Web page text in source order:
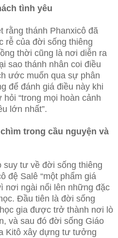
tình yêu
rằng thánh Phanxicô đã
rễ của đời sống thiêng
thời cũng là nơi diễn ra
sao thánh nhân coi điều
ước muốn qua sự phân
để đánh giá điều này khi
“trong mọi hoàn cảnh
lớn nhất”.
trong cầu nguyện và
tư về đời sống thiêng
đệ Salê “một phẩm giá
nơi ngài nổi lên những đặc
Đầu tiên là đời sống
gia được trở thành nơi lò
và sau đó đời sống Giáo
Kitô xây dựng tư tưởng